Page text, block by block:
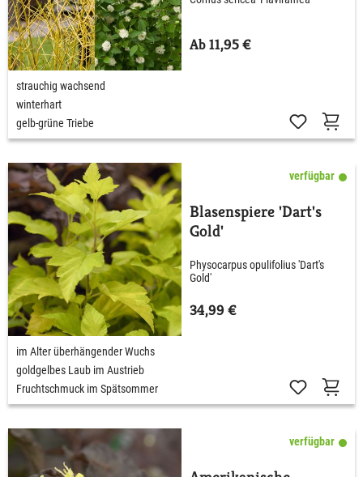
Ab 11,95 €
strauchig wachsend
winterhart
gelb-grüne Triebe
verfügbar
Blasenspiere 'Dart's
Gold'
Physocarpus opulifolius 'Dart's
Gold'
34,99 €
im Alter überhängender Wuchs
goldgelbes Laub im Austrieb
Fruchtschmuck im Spätsommer
verfügbar